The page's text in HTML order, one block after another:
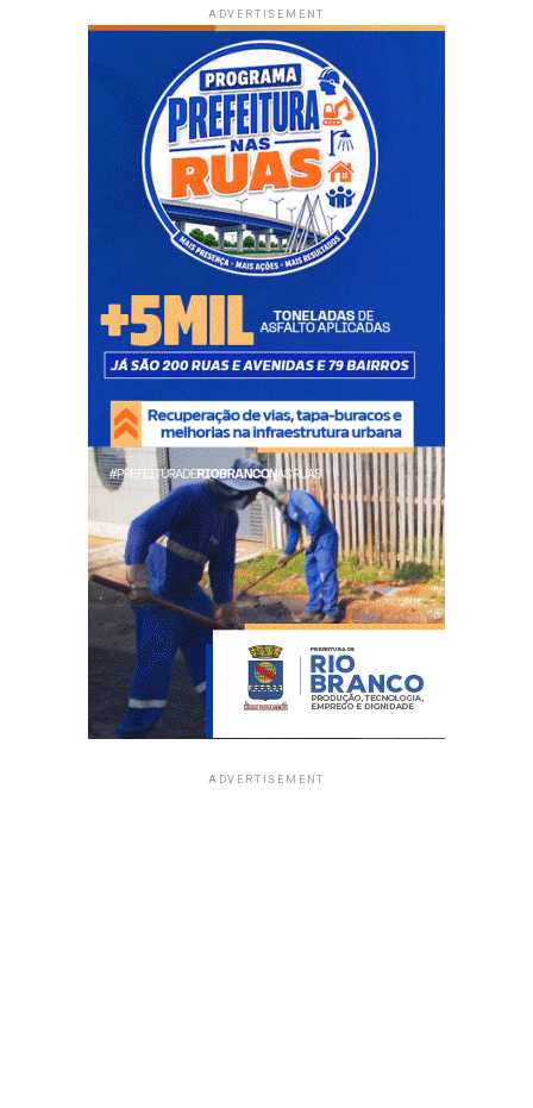
ADVERTISEMENT
ADVERTISEMENT